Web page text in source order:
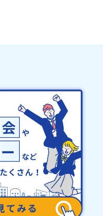
公式LINEにて配信中！ぜひ
ポリシーやむを得ない参加
て対応させていただきま
の前日＜8月3日＞から、
だく旅行代金】・21日目に
％・7日目-2日目：30％・
ラム開始日当日：50％・ご
始後の解除：100％・催行中
催を見合わせる可能性があ
までにご連絡いたします。
、開催日3週間前までに催行
。・よくあるご質問その
ご確認ください。運営団体
人地域・教育魅力化プラッ